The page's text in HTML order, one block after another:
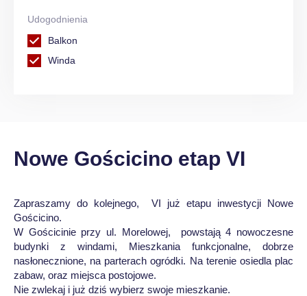
Udogodnienia
Balkon
Winda
Nowe Gościcino etap VI
Zapraszamy do kolejnego, VI już etapu inwestycji Nowe
Gościcino.
W Gościcinie przy ul. Morelowej, powstają 4 nowoczesne
budynki z windami, Mieszkania funkcjonalne, dobrze
nasłonecznione, na parterach ogródki. Na terenie osiedla plac
zabaw, oraz miejsca postojowe.
Nie zwlekaj i już dziś wybierz swoje mieszkanie.